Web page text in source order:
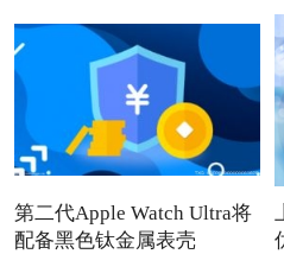
第二代Apple Watch Ultra将
配备黑色钛金属表壳